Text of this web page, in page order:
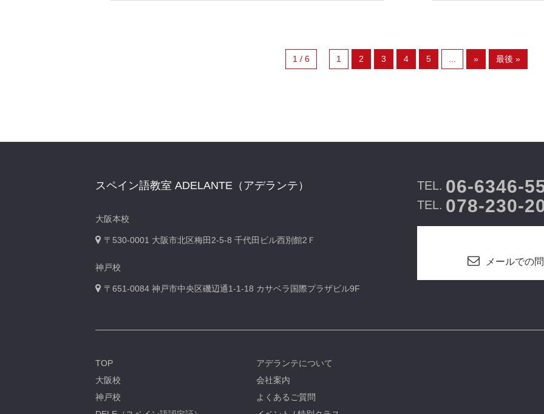
1 / 6 1 2 3 4 5 ... » 最後 »
スペイン語教室 ADELANTE（アデランテ）
大阪本校
〒530-0001 大阪市北区梅田2-5-8 千代田ビル西別館2Ｆ
神戸校
〒651-0084 神戸市中央区磯辺通1-1-18 カサベラ国際プラザビル9F
TEL. 06-6346-
TEL. 078-230-
メールでの
TOP
大阪校
神戸校
アデランテについて
会社案内
よくあるご質問